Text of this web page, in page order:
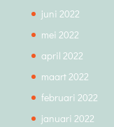
juni 2022
mei 2022
april 2022
maart 2022
februari 2022
januari 2022